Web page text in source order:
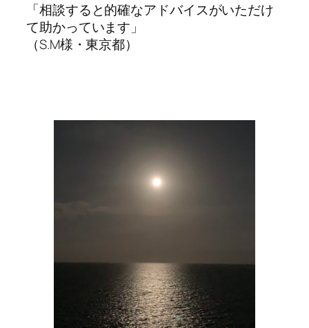
「相談すると的確なアドバイスがいただけ
て助かっています」
（S.M様・東京都）